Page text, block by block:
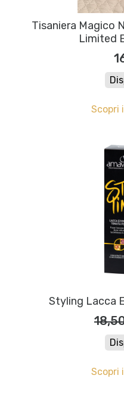
Tisaniera Magico
Limited
Scopri
Styling Lacca
Scopri